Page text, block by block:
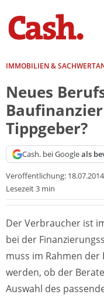
IMMOBILIEN &
Neues
Tippgeber?
Cash. bei Googleals
Veröffentlichung:
Lesezeit 3 min
Der Verbraucher ist
bei der
muss im Rahmen
werden, ob der
Auswahl des